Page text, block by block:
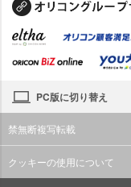
PC版に切り替え
禁無断複写転載
クッキーの使用について